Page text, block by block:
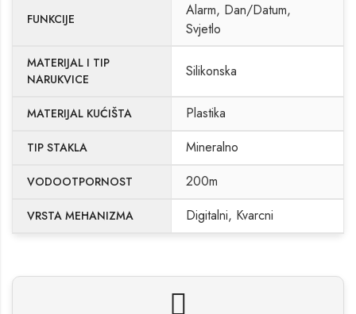
FUNKCIJE
Alarm, Dan/Datum,
Svjetlo
MATERIJAL I TIP
NARUKVICE
Silikonska
MATERIJAL KUĆIŠTA Plastika
TIP STAKLA Mineralno
VODOOTPORNOST 200m
VRSTA MEHANIZMA Digitalni, Kvarcni